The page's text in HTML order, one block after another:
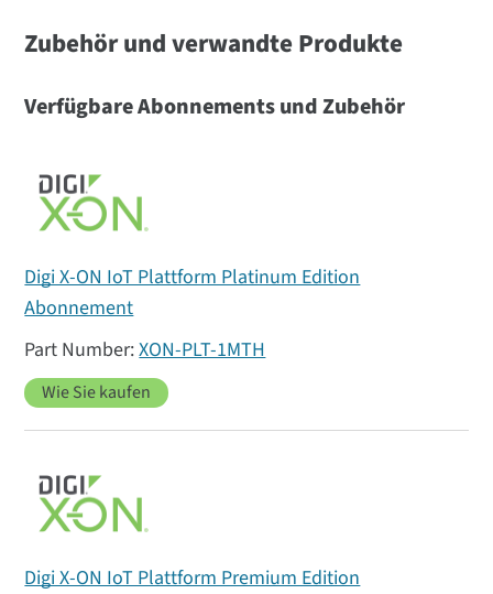
Zubehör und verwandte Produkte
Verfügbare Abonnements und Zubehör
Digi X-ON IoT Plattform Platinum Edition
Abonnement
XON-PLT-1MTH
Wie Sie kaufen
Digi X-ON IoT Plattform Premium Edition